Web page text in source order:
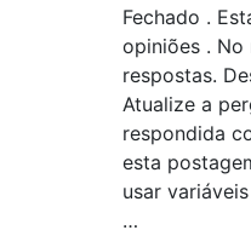
Fechado .
opiniões . No
respostas.
Atualize a
respondida
esta
usar
…